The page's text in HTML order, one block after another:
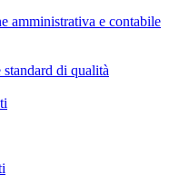
amministrativa e contabile
di qualità